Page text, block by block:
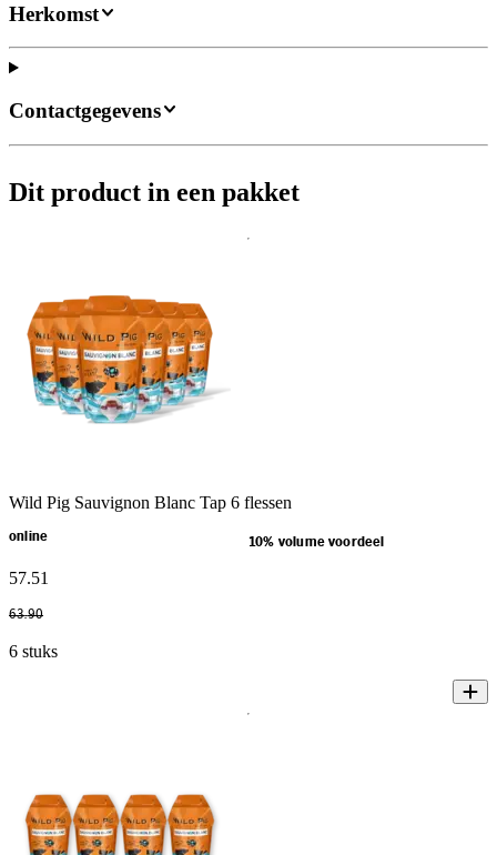
Herkomst
Contactgegevens
Dit product in een pakket
Wild Pig Sauvignon Blanc Tap 6 flessen
online 10% volume voordeel
57.51
63.90
6 stuks